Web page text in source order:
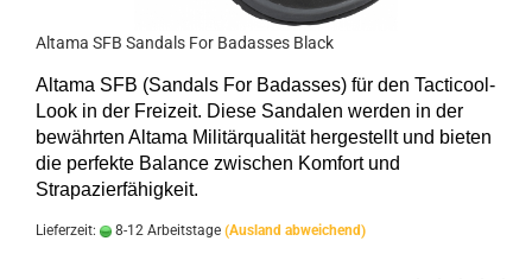
Altama SFB Sandals For Badasses Black
Altama SFB (Sandals For Badasses) für den Tacticool-
Look in der Freizeit. Diese Sandalen werden in der
bewährten Altama Militärqualität hergestellt und bieten
die perfekte Balance zwischen Komfort und
Strapazierfähigkeit.
Lieferzeit: 8-12 Arbeitstage (Ausland abweichend)